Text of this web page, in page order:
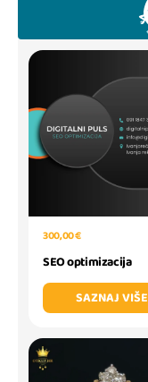
300,00 €
SEO optimizacija
SAZNAJ VIŠE